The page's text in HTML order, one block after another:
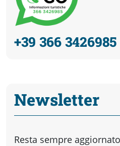
+39 366 3426985
Newsletter
Resta sempre